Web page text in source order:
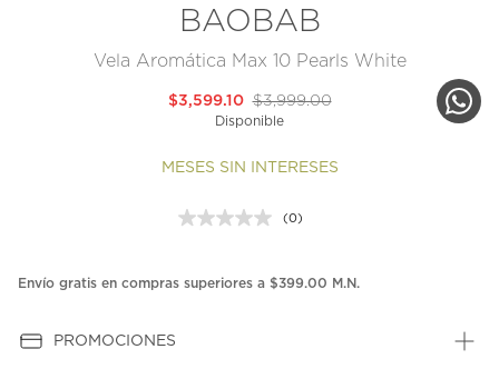
BAOBAB
Vela Aromática Max 10 Pearls White
$3,999.00
$3,599.10
Disponible
MESES SIN INTERESES
Sin
en
(0)
Envío gratis en compras superiores a $399.00 M.N.
PROMOCIONES